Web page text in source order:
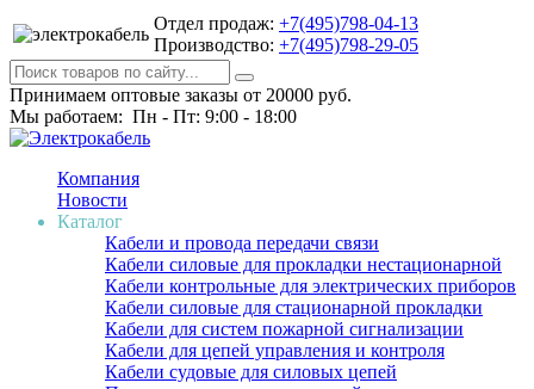
Отдел продаж: +7(495)798-04-13
Производство: +7(495)798-29-05
Принимаем оптовые заказы от 20000 руб.
Мы работаем: Пн - Пт: 9:00 - 18:00
Компания
Новости
Каталог
Кабели и провода передачи связи
Кабели силовые для прокладки нестационарной
Кабели контрольные для электрических приборов
Кабели силовые для стационарной прокладки
Кабели для систем пожарной сигнализации
Кабели для цепей управления и контроля
Кабели судовые для силовых цепей